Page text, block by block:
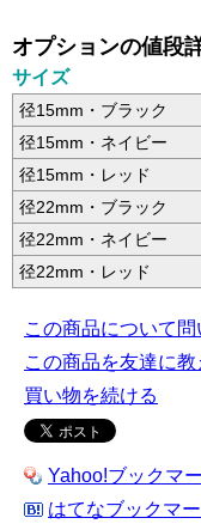
オプションの値段
サイズ
径15mm・ブラック
径15mm・ネイビー
径15mm・レッド
径22mm・ブラック
径22mm・ネイビー
径22mm・レッド
この商品について問
この商品を友達に教
買い物を続ける
Yahoo!ブックマ
はてなブックマ